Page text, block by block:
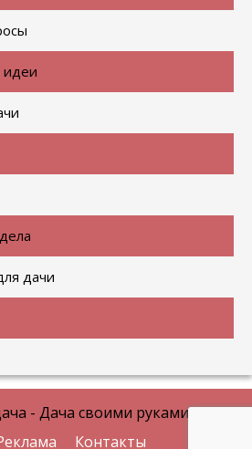
идеи
дачи
- Дача своими руками
Контакты